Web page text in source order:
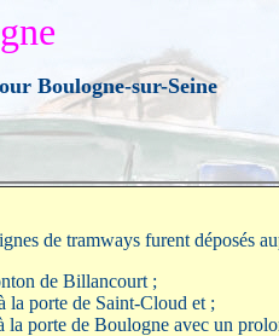
Boulogne-sur-Seine
de tramways furent déposés
de Billancourt ;
la porte de Saint-Cloud et ;
la porte de Boulogne avec un